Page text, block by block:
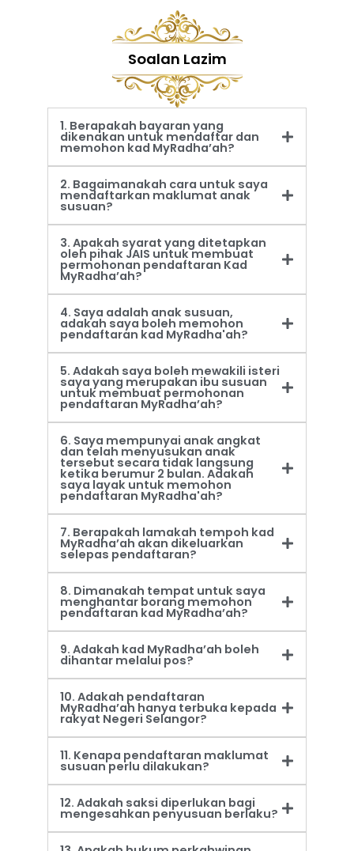
Soalan Lazim
1. Berapakah bayaran yang
dikenakan untuk mendaftar dan
memohon kad MyRadha’ah?
2. Bagaimanakah cara untuk saya
mendaftarkan maklumat anak
susuan?
3. Apakah syarat yang ditetapkan
oleh pihak JAIS untuk membuat
permohonan pendaftaran Kad
MyRadha’ah?
4. Saya adalah anak susuan,
adakah saya boleh memohon
pendaftaran kad MyRadha'ah?
5. Adakah saya boleh mewakili isteri
saya yang merupakan ibu susuan
untuk membuat permohonan
pendaftaran MyRadha’ah?
6. Saya mempunyai anak angkat
dan telah menyusukan anak
tersebut secara tidak langsung
ketika berumur 2 bulan. Adakah
saya layak untuk memohon
pendaftaran MyRadha'ah?
7. Berapakah lamakah tempoh kad
MyRadha’ah akan dikeluarkan
selepas pendaftaran?
8. Dimanakah tempat untuk saya
menghantar borang memohon
pendaftaran kad MyRadha’ah?
9. Adakah kad MyRadha’ah boleh
dihantar melalui pos?
10. Adakah pendaftaran
MyRadha’ah hanya terbuka kepada
rakyat Negeri Selangor?
11. Kenapa pendaftaran maklumat
susuan perlu dilakukan?
12. Adakah saksi diperlukan bagi
mengesahkan penyusuan berlaku?